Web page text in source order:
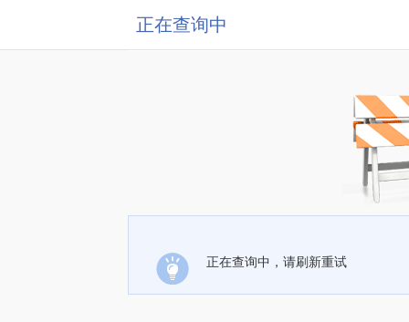
正在查询中
正在查询中，请刷新重试